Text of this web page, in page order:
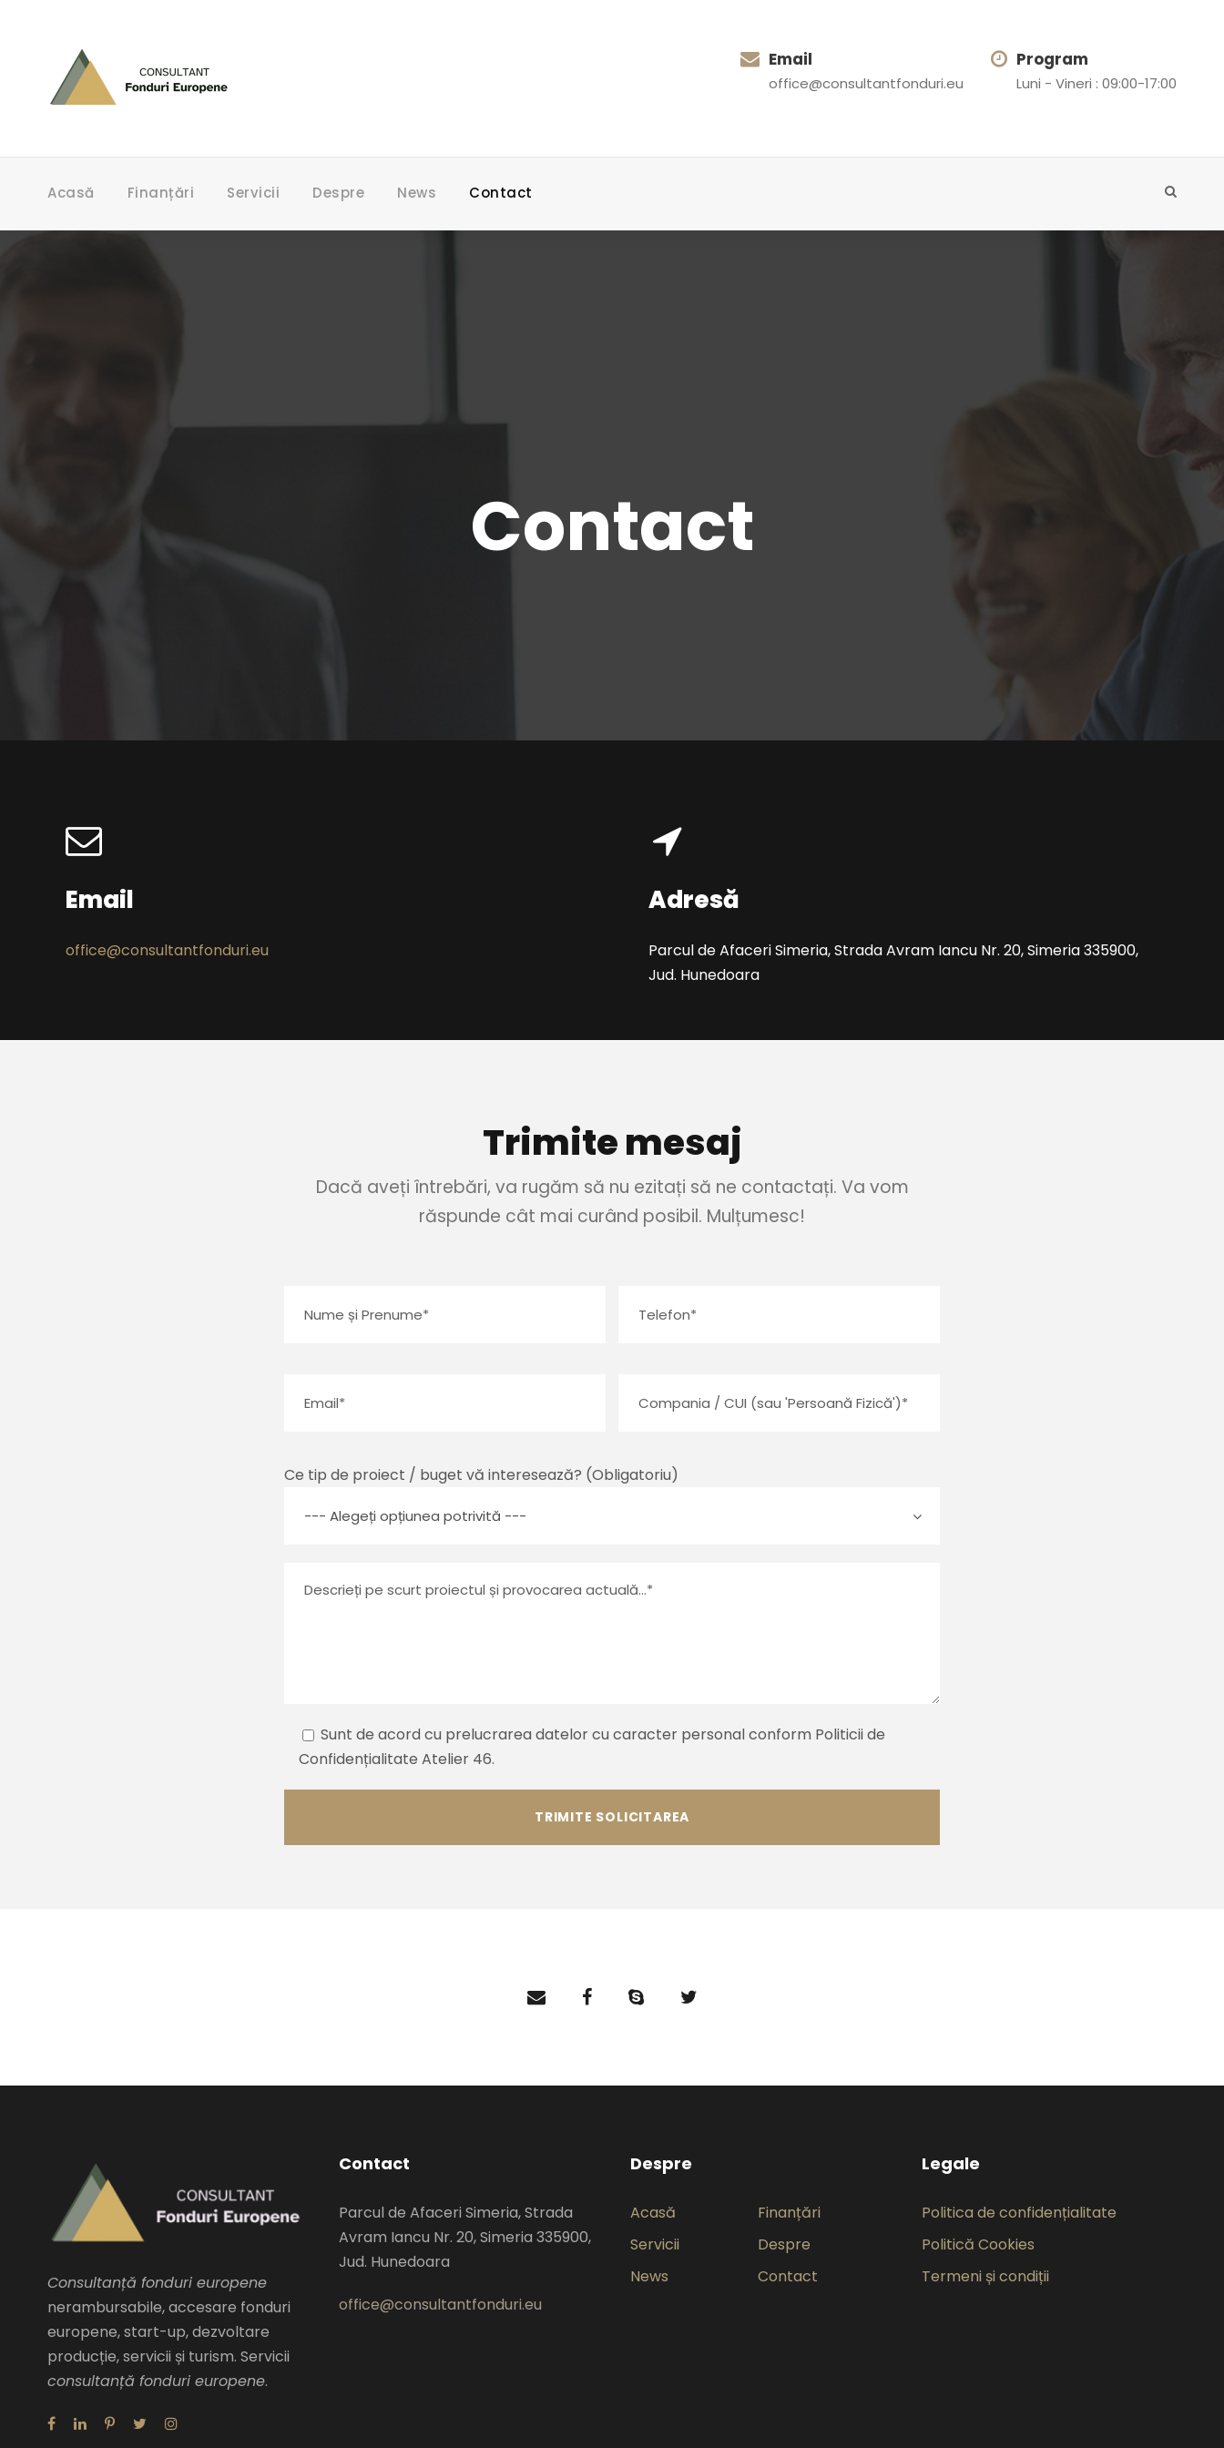
Email
office@consultantfonduri.eu
Program
Luni - Vineri : 09:00-17:00
Acasă Finanțări Servicii Despre News Contact
Contact
Email
office@consultantfonduri.eu
Adresă
Parcul de Afaceri Simeria, Strada Avram Iancu Nr. 20, Simeria 335900,
Jud. Hunedoara
Trimite mesaj
Dacă aveți întrebări, va rugăm să nu ezitați să ne contactați. Va vom
răspunde cât mai curând posibil. Mulțumesc!
Ce tip de proiect / buget vă interesează? (Obligatoriu)
Sunt de acord cu prelucrarea datelor cu caracter personal conform Politicii de
Confidențialitate Atelier 46.
Consultanță fonduri europene
nerambursabile, accesare fonduri
europene, start-up, dezvoltare
producție, servicii și turism. Servicii
consultanță fonduri europene.
Contact
Parcul de Afaceri Simeria, Strada
Avram Iancu Nr. 20, Simeria 335900,
Jud. Hunedoara
office@consultantfonduri.eu
Despre
Acasă
Finanțări
Servicii
Despre
News
Contact
Legale
Politica de confidențialitate
Politică Cookies
Termeni și condiții